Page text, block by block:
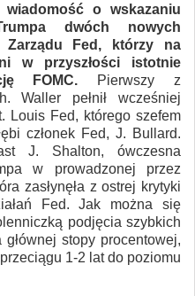
wiadomość o wskazaniu
dwóch nowych
Zarządu Fed, którzy na
w przyszłości istotnie
FOMC. Pierwszy z
Waller pełnił wcześniej
Louis Fed, którego szefem
członek Fed, J. Bullard.
J. Shalton, ówczesna
w prowadzonej przez
zasłynęła z ostrej krytyki
Fed. Jak można się
podjęcia szybkich
stopy procentowej,
1-2 lat do poziomu